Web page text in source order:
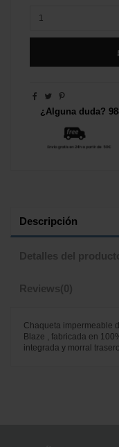
¿Alguna duda?
Descripción
Detalles del
Reviews(0)
Chaqueta impermeable
Blaze , fabricada en
integrada y morral